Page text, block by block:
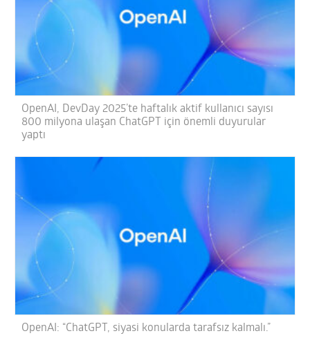
OpenAI, DevDay 2025’te haftalık aktif kullanıcı sayısı
800 milyona ulaşan ChatGPT için önemli duyurular
yaptı
OpenAI: “ChatGPT, siyasi konularda tarafsız kalmalı.”